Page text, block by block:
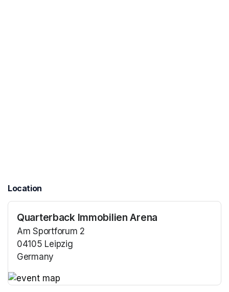
Location
Quarterback Immobilien Arena
Am Sportforum 2
04105 Leipzig
Germany